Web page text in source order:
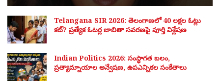
Telangana SIR 2026: తెలంగాణలో 40 లక్షల ఓట్లు
కట్? ప్రత్యేక ఓటర్ల జాబితా సవరణపై పూర్తి విశ్లేషణ
Indian Politics 2026: సంస్థాగత బలం,
ప్రత్యామ్నాయాల అన్వేషణ, ఉపఎన్నికల సంకేతాలు